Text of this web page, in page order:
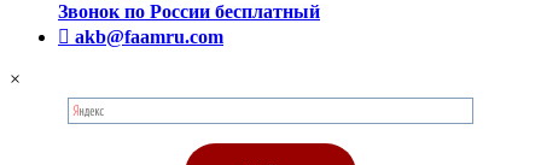
Звонок по России бесплатный
akb@faamru.com
×